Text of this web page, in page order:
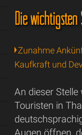
Die
Zunahme
Kaufkraft und
An dieser
Touristen in